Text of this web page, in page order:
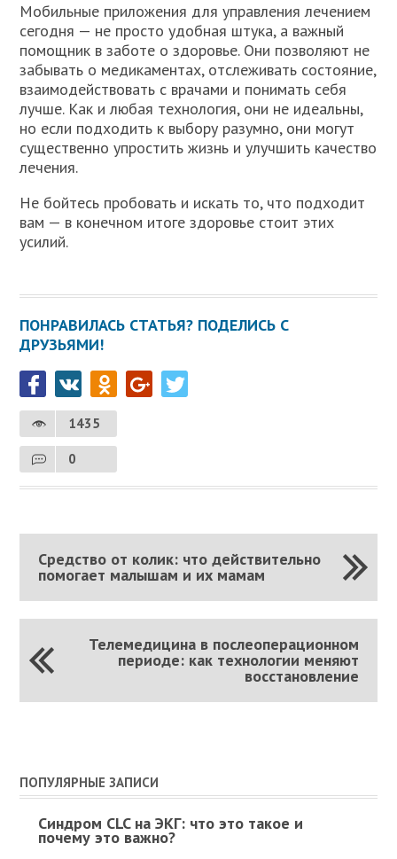
Мобильные приложения для управления лечением
сегодня — не просто удобная штука, а важный
помощник в заботе о здоровье. Они позволяют не
забывать о медикаментах, отслеживать состояние,
взаимодействовать с врачами и понимать себя
лучше. Как и любая технология, они не идеальны,
но если подходить к выбору разумно, они могут
существенно упростить жизнь и улучшить качество
лечения.
Не бойтесь пробовать и искать то, что подходит
вам — в конечном итоге здоровье стоит этих
усилий.
ПОНРАВИЛАСЬ СТАТЬЯ? ПОДЕЛИСЬ С
ДРУЗЬЯМИ!
1435
0
Средство от колик: что действительно
помогает малышам и их мамам
Телемедицина в послеоперационном
периоде: как технологии меняют
восстановление
ПОПУЛЯРНЫЕ ЗАПИСИ
Синдром CLC на ЭКГ: что это такое и
почему это важно?